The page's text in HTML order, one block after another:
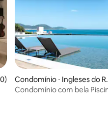
avaliação média de 5, 260
Condomínio ⋅ Ingleses do
Vermelho, Florianopólis
Condomínio com bela